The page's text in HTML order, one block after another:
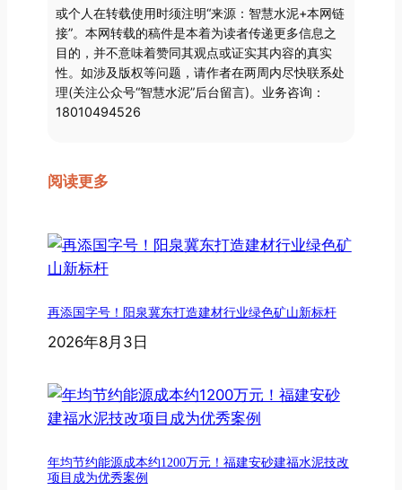
或个人在转载使用时须注明“来源：智慧水泥+本网链
接”。本网转载的稿件是本着为读者传递更多信息之
目的，并不意味着赞同其观点或证实其内容的真实
性。如涉及版权等问题，请作者在两周内尽快联系处
理(关注公众号“智慧水泥”后台留言)。业务咨询：
18010494526
阅读更多
再添国字号！阳泉冀东打造建材行业绿色矿山新标杆
2026年8月3日
年均节约能源成本约1200万元！福建安砂建福水泥技改
项目成为优秀案例